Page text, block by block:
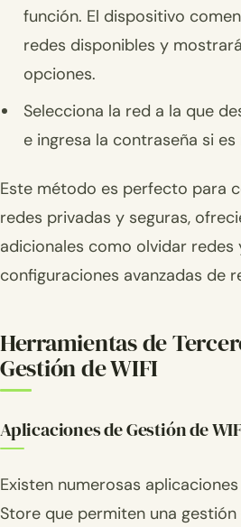
función. El dispositivo
redes disponibles y
opciones.
Selecciona la red a la que
e ingresa la contraseña si es
Este método es perfecto para
redes privadas y seguras,
adicionales como olvidar redes
configuraciones avanzadas de
Herramientas de
Gestión de WIFI
Aplicaciones de Gestión de
Existen numerosas
Store que permiten una gestión